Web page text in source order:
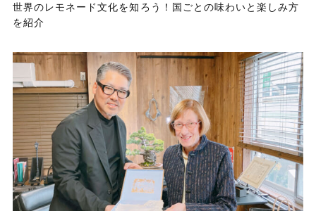
世界のレモネード文化を知ろう！国ごとの味わいと楽しみ方
を紹介